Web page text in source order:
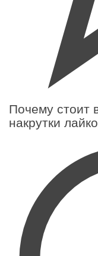
Почему стоит
накрутки